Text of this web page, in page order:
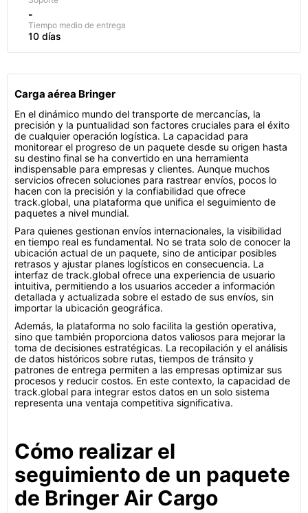
-
Tiempo medio de entrega
10 días
Carga aérea Bringer
En el dinámico mundo del transporte de mercancías, la
precisión y la puntualidad son factores cruciales para el éxito
de cualquier operación logística. La capacidad para
monitorear el progreso de un paquete desde su origen hasta
su destino final se ha convertido en una herramienta
indispensable para empresas y clientes. Aunque muchos
servicios ofrecen soluciones para rastrear envíos, pocos lo
hacen con la precisión y la confiabilidad que ofrece
track.global, una plataforma que unifica el seguimiento de
paquetes a nivel mundial.
Para quienes gestionan envíos internacionales, la visibilidad
en tiempo real es fundamental. No se trata solo de conocer la
ubicación actual de un paquete, sino de anticipar posibles
retrasos y ajustar planes logísticos en consecuencia. La
interfaz de track.global ofrece una experiencia de usuario
intuitiva, permitiendo a los usuarios acceder a información
detallada y actualizada sobre el estado de sus envíos, sin
importar la ubicación geográfica.
Además, la plataforma no solo facilita la gestión operativa,
sino que también proporciona datos valiosos para mejorar la
toma de decisiones estratégicas. La recopilación y el análisis
de datos históricos sobre rutas, tiempos de tránsito y
patrones de entrega permiten a las empresas optimizar sus
procesos y reducir costos. En este contexto, la capacidad de
track.global para integrar estos datos en un solo sistema
representa una ventaja competitiva significativa.
Cómo realizar el
seguimiento de un paquete
de Bringer Air Cargo